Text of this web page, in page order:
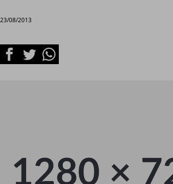
23/08/2013
FacebookTwitterWhatsapp